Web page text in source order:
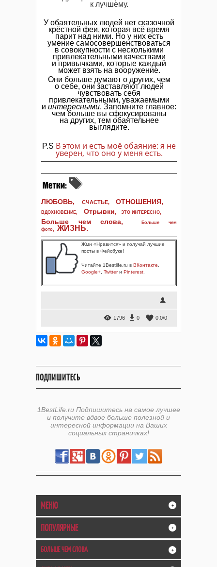
к лучшему.
У обаятельных людей нет сказочной
крёстной феи, которая всё время
парит над ними. Но у них есть
умение самосовершенствоваться
в совокупности с несколькими
привлекательными качествами
и привычками, которые каждый
может взять на вооружение.
Они больше думают о других, чем
о себе, они заставляют людей
чувствовать себя
привлекательными, уважаемыми
и интересными. Запомните главное:
чем больше вы сфокусированы
на других, тем обаятельнее
выглядите.
P.S В этом и есть моё обаяние: я не
уверен, что оно у меня есть.
ЛЮБОВЬ, СЧАСТЬЕ, ОТНОШЕНИЯ,
ВДОХНОВЕНИЕ, Отрывки, ЭТО ИНТЕРЕСНО,
Больше чем слова,
Больше чем
фото, ЖИЗНЬ.
Жми «Нравится» и получай лучшие
посты в Фейсбуке!
Читайте 1Bestlife.ru в ВКонтакте
Google+ Twitterи Pinterest
1796 0 0.0/0
ПОДПИШИТЕСЬ
1BestLife.ru Подпишитесь на самое лучшее
и получите вдвое больше полезной и
интересной информации на Ваших
социальных страничках!
МЕНЮ +
ПОПУЛЯРНЫЕ +
БОЛЬШЕ ЧЕМ СЛОВА +